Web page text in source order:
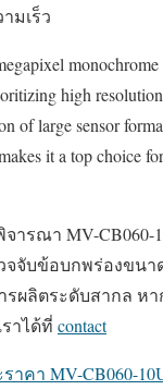
มเร็ว
monochrome
high
of large sensor
it a top choice
ารณา MV-CB060-
จจับข้อบกพร่องขนา
รผลิตระดับสากล ห
าได้ที่ contact
คา MV-CB060-